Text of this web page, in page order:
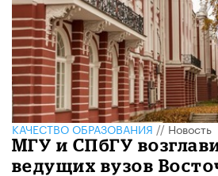
КАЧЕСТВО ОБРАЗОВАНИЯ//Новость
МГУ и СПбГУ
ведущих вузов